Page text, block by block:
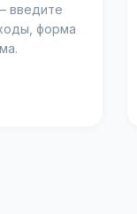
введите
форма